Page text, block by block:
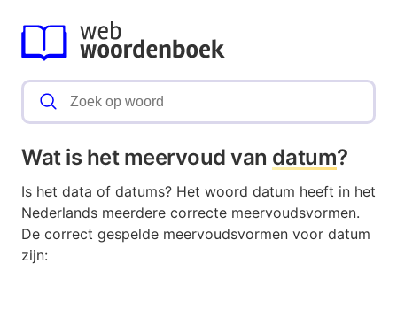
Wat is het meervoud van datum?
Is het data of datums? Het woord datum heeft in het
Nederlands meerdere correcte meervoudsvormen.
De correct gespelde meervoudsvormen voor datum
zijn: